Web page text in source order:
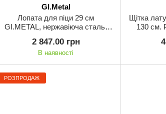
GI.Metal
Лопата для піци 29 см
GI.METAL, нержавіюча сталь,
2 847.00 грн
В наявності
Щітка
130 см.
РОЗПРОДАЖ